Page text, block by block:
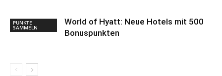
PUNKTE
SAMMELN
World of Hyatt: Neue Hotels mit 500
Bonuspunkten